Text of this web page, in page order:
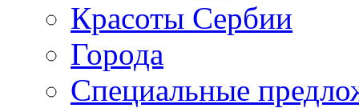
Красоты Сербии
Города
Специальные